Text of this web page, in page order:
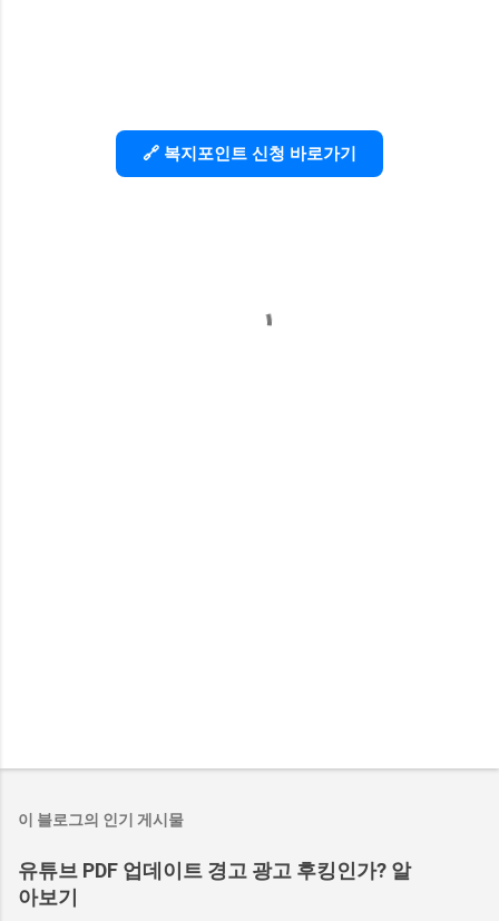
🔗 복지포인트 신청 바로가기
이 블로그의 인기 게시물
유튜브 PDF 업데이트 경고 광고 후킹인가? 알
아보기